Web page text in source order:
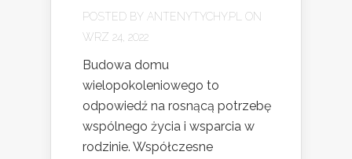
POSTED BY ANTENYTYCHY.PL
ON
WRZ 24, 2022
Budowa domu
wielopokoleniowego to
odpowiedź na rosnącą potrzebę
wspólnego życia i wsparcia w
rodzinie. Współczesne